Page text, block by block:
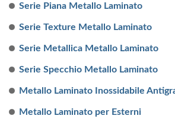
Serie Piana Metallo Laminato
Serie Texture Metallo Laminato
Serie Metallica Metallo Laminato
Serie Specchio Metallo Laminato
Metallo Laminato Inossidabile
Metallo Laminato per Esterni